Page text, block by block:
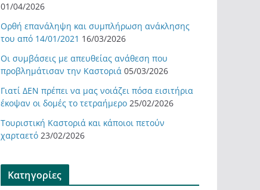
01/04/2026
Ορθή επανάληψη και συμπλήρωση ανάκλησης
του από 14/01/2021 16/03/2026
Οι συμβάσεις με απευθείας ανάθεση που
προβλημάτισαν την Καστοριά 05/03/2026
Γιατί ΔΕΝ πρέπει να μας νοιάζει πόσα εισιτήρια
έκοψαν οι δομές το τετραήμερο 25/02/2026
Τουριστική Καστοριά και κάποιοι πετούν
χαρταετό 23/02/2026
Kατηγορίες